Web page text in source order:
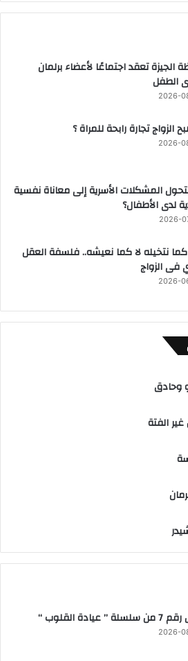
الجيزة تعقد اجتماعًا لأعضاء برلمان
الطفل
2026-
الزواج تجارة رابحة للمراة ؟
2026-
المشكلات الأسرية إلى معاناة نفسية
لدى الأطفال؟
2026-
كما نتخيله لا كما نعيشه.. فلسفة العقل
فى الزواج
2026-
وحادق
الفتة
عيادة القلوب “
2026-